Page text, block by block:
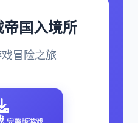
国入境所
冒险之旅